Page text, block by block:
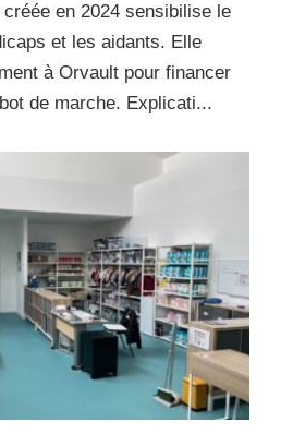
en 2024 sensibilise le
et les aidants. Elle
à Orvault pour financer
de marche. Explicati...